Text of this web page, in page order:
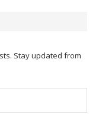
Stay updated from